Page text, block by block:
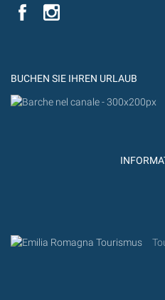
YouTube
BUCHEN SIE IHREN URLAUB